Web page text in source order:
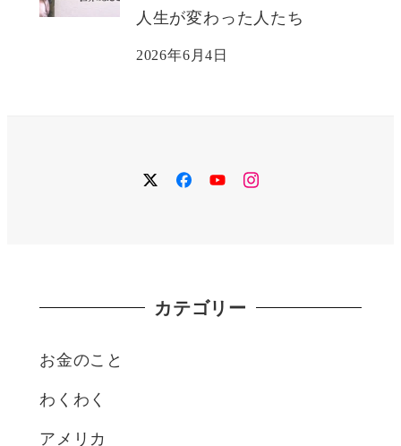
人生が変わった人たち
2026年6月4日
twitterfacebook
YouTubeinstagram
カテゴリー
お金のこと
わくわく
アメリカ